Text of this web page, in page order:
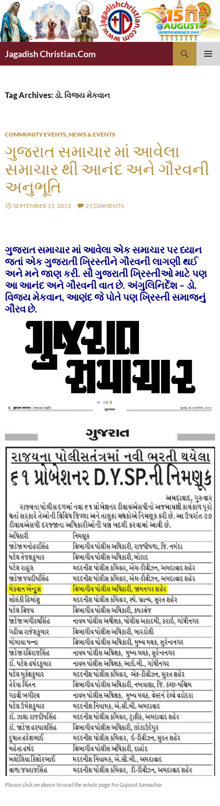
Skip
to
content
Jagadish Christian.Com
Tag Archives: ડો. વિજય મેકવાન
COMMUNITY EVENTS,NEWS & EVENTS
ગુજરાત સમાચાર માં આવેલા
સમાચાર થી આનંદ અને ગૌરવની
અનુભૂતિ
SEPTEMBER 15, 2013 2 COMMENTS
ગુજરાત સમાચાર માં આવેલા એક સમાચાર પર ધ્યાન
જતાં એક ગુજરાતી ખ્રિસ્તીને ગૌરવની લાગણી થઈ
અને મને જાણ કરી. સૌ ગુજરાતી ખ્રિસ્તીઓ માટે પણ
આ આનંદ અને ગૌરવની વાત છે. અંગુલિનિર્દેશ – ડો.
વિજય મેકવાન, આણંદ જે પોતે પણ ખ્રિસ્તી સમાજનું
ગૌરવ છે.
Please click on above to read the whole page fro Gujarat Samachar